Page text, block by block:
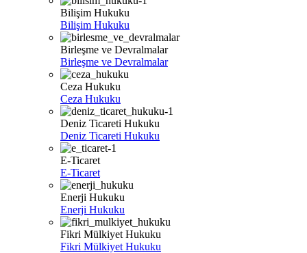
Bilişim Hukuku
Bilişim Hukuku
Birleşme ve Devralmalar
Birleşme ve Devralmalar
Ceza Hukuku
Ceza Hukuku
Deniz Ticareti Hukuku
Deniz Ticareti Hukuku
E-Ticaret
E-Ticaret
Enerji Hukuku
Enerji Hukuku
Fikri Mülkiyet Hukuku
Fikri Mülkiyet Hukuku